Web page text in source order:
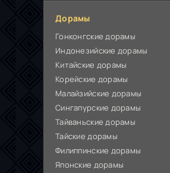
Дорамы
Гонконгские дорамы
Индонезийские дорамы
Китайские дорамы
Корейские дорамы
Малайзийские дорамы
Сингапурские дорамы
Тайваньские дорамы
Тайские дорамы
Филиппинские дорамы
Японские дорамы